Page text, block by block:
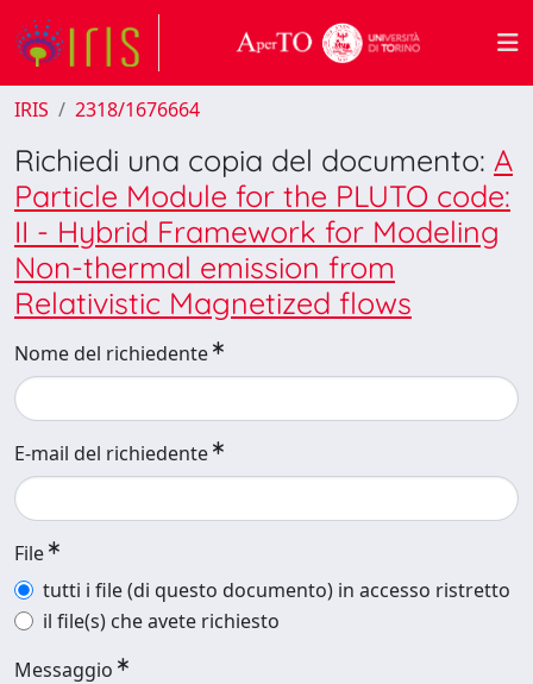
IRIS 2318/1676664
Richiedi una copia del documento: A
Particle Module for the PLUTO code:
II - Hybrid Framework for Modeling
Non-thermal emission from
Relativistic Magnetized flows
Nome del richiedente
E-mail del richiedente
File
tutti i file (di questo documento) in accesso ristretto
il file(s) che avete richiesto
Messaggio